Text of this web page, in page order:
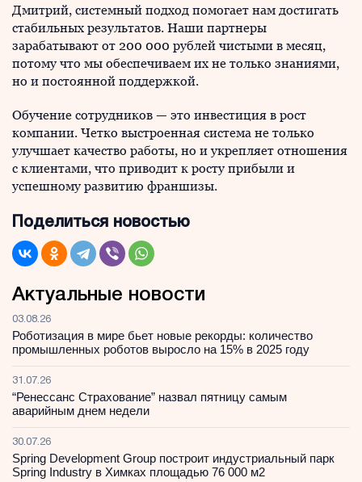
Дмитрий, системный подход помогает нам достигать
стабильных результатов. Наши партнеры
зарабатывают от 200 000 рублей чистыми в месяц,
потому что мы обеспечиваем их не только знаниями,
но и постоянной поддержкой.
Обучение сотрудников — это инвестиция в рост
компании. Четко выстроенная система не только
улучшает качество работы, но и укрепляет отношения
с клиентами, что приводит к росту прибыли и
успешному развитию франшизы.
Поделиться новостью
Актуальные новости
03.08.26
Роботизация в мире бьет новые рекорды: количество
промышленных роботов выросло на 15% в 2025 году
31.07.26
“Ренессанс Страхование” назвал пятницу самым
аварийным днем недели
30.07.26
Spring Development Group построит индустриальный парк
Spring Industry в Химках площадью 76 000 м2